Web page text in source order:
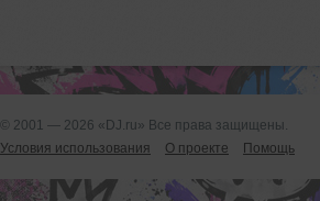
© 2001 — 2026 «DJ.ru» Все права защищены.
Условия использования
О проекте Помощь